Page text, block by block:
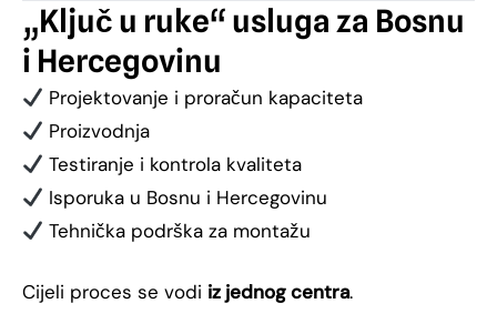
„Ključ u ruke“ usluga za Bosnu
i Hercegovinu
Projektovanje i proračun kapaciteta
Proizvodnja
Testiranje i kontrola kvaliteta
Isporuka u Bosnu i Hercegovinu
Tehnička podrška za montažu
Cijeli proces se vodi iz jednog centra.